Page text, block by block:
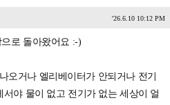
'26.6.10 10:12 PM
로 돌아왔어요 :-)
오거나 엘리베이터가 안되거나 전기
야 물이 없고 전기가 없는 세상이 얼